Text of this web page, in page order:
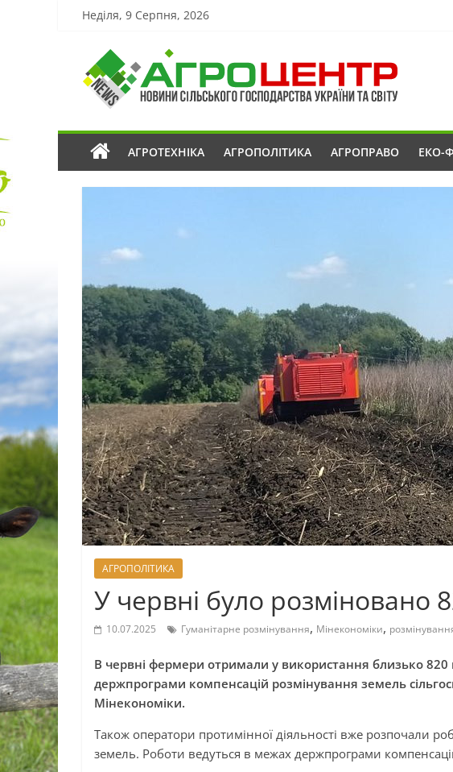
Неділя, 9 Серпня, 2026
АГРОТЕХНІКА АГРОПОЛІТИКА АГРОПРАВО ЕКО-
АГРОПОЛІТИКА
У червні було розміновано
10.07.2025 Гуманітарне розмінування, Мінекономіки,
В червні фермери отримали у використання близько
держпрограми компенсацій розмінування земель
Мінекономіки.
Також оператори протимінної діяльності вже розпочали
земель. Роботи ведуться в межах держпрограми